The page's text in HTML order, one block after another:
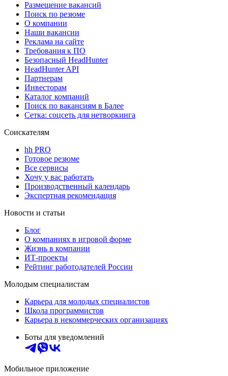
Размещение вакансий
Поиск по резюме
О компании
Наши вакансии
Реклама на сайте
Требования к ПО
Безопасный HeadHunter
HeadHunter API
Партнерам
Инвесторам
Каталог компаний
Поиск по вакансиям в Балее
Сетка: соцсеть для нетворкинга
Соискателям
hh PRO
Готовое резюме
Все сервисы
Хочу у вас работать
Производственный календарь
Экспертная рекомендация
Новости и статьи
Блог
О компаниях в игровой форме
Жизнь в компании
ИТ-проекты
Рейтинг работодателей России
Молодым специалистам
Карьера для молодых специалистов
Школа программистов
Карьера в некоммерческих организациях
Боты для уведомлений
Мобильное приложение